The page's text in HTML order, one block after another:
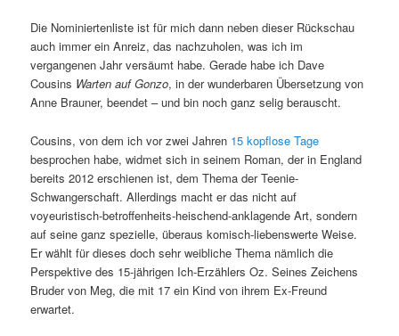
Die Nominiertenliste ist für mich dann neben dieser Rückschau
auch immer ein Anreiz, das nachzuholen, was ich im
vergangenen Jahr versäumt habe. Gerade habe ich Dave
Cousins Warten auf Gonzo, in der wunderbaren Übersetzung von
Anne Brauner, beendet – und bin noch ganz selig berauscht.
Cousins, von dem ich vor zwei Jahren 15 kopflose Tage
besprochen habe, widmet sich in seinem Roman, der in England
bereits 2012 erschienen ist, dem Thema der Teenie-
Schwangerschaft. Allerdings macht er das nicht auf
voyeuristisch-betroffenheits-heischend-anklagende Art, sondern
auf seine ganz spezielle, überaus komisch-liebenswerte Weise.
Er wählt für dieses doch sehr weibliche Thema nämlich die
Perspektive des 15-jährigen Ich-Erzählers Oz. Seines Zeichens
Bruder von Meg, die mit 17 ein Kind von ihrem Ex-Freund
erwartet.